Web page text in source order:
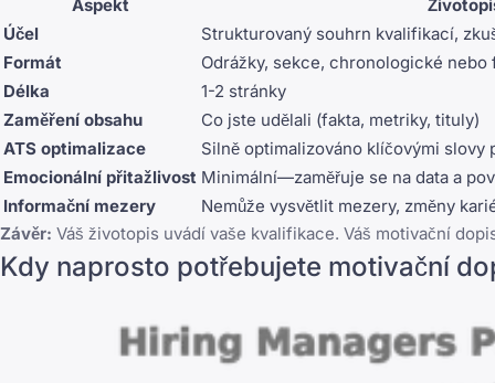
Aspekt
Účel
Strukturovaný souhrn kvalifikací,
Formát
Odrážky, sekce, chronologické nebo
Délka
1-2 stránky
Zaměření obsahu
Co jste udělali (fakta, metriky, tituly)
ATS optimalizace
Silně optimalizováno klíčovými
Emocionální přitažlivost Minimální—zaměřuje se na data a
Informační mezery
Nemůže vysvětlit mezery, změny
Závěr: Váš životopis uvádí vaše kvalifikace. Váš motivační
Kdy naprosto potřebujete motivační